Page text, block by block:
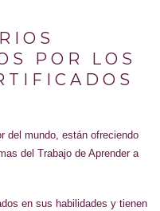
POR LOS
del mundo, están ofreciendo
del Trabajo de Aprender a
en sus habilidades y tienen